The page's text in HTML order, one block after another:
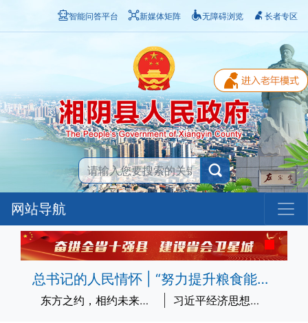
智能问答平台 新媒体矩阵 无障碍浏览 长者专区
网站导航
总书记的人民情怀 | “努力提升粮食能源资源安全保障能力”
东方之约，相约未来——中国元首外交的世界情怀与大国气派 习近平经济思想指引中国经济高质量发展行稳致远